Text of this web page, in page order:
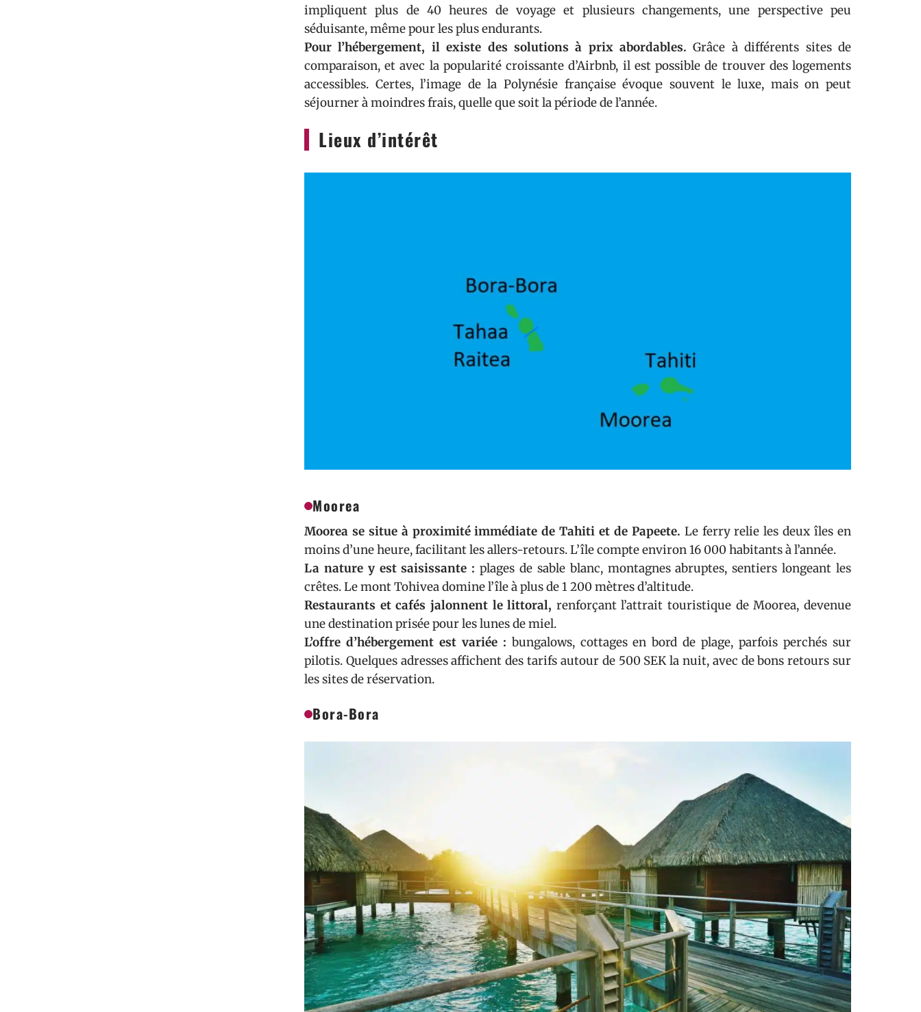
impliquent plus de 40 heures de voyage et plusieurs changements, une perspective peu
séduisante, même pour les plus endurants.
Pour l’hébergement, il existe des solutions à prix abordables. Grâce à différents sites de
comparaison, et avec la popularité croissante d’Airbnb, il est possible de trouver des logements
accessibles. Certes, l’image de la Polynésie française évoque souvent le luxe, mais on peut
séjourner à moindres frais, quelle que soit la période de l’année.
Lieux d’intérêt
Moorea
Moorea se situe à proximité immédiate de Tahiti et de Papeete. Le ferry relie les deux îles en
moins d’une heure, facilitant les allers-retours. L’île compte environ 16 000 habitants à l’année.
La nature y est saisissante : plages de sable blanc, montagnes abruptes, sentiers longeant les
crêtes. Le mont Tohivea domine l’île à plus de 1 200 mètres d’altitude.
Restaurants et cafés jalonnent le littoral, renforçant l’attrait touristique de Moorea, devenue
une destination prisée pour les lunes de miel.
L’offre d’hébergement est variée : bungalows, cottages en bord de plage, parfois perchés sur
pilotis. Quelques adresses affichent des tarifs autour de 500 SEK la nuit, avec de bons retours sur
les sites de réservation.
Bora-Bora